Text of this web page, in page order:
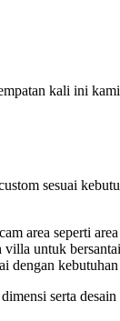
kali ini
sesuai
area seperti
untuk
dengan
serta